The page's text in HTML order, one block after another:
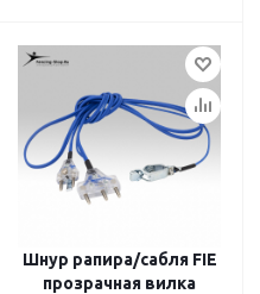
Шнур рапира/сабля FIE
прозрачная вилка